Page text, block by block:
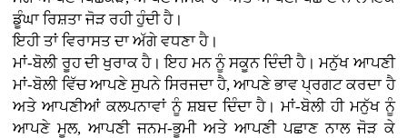
ਡੂੰਘਾ ਰਿਸ਼ਤਾ ਜੋੜ ਰਹੀ ਹੁੰਦੀ ਹੈ।
ਇਹੀ ਤਾਂ ਵਿਰਾਸਤ ਦਾ ਅੱਗੇ ਵਧਣਾ ਹੈ।
ਮਾਂ-ਬੋਲੀ ਰੂਹ ਦੀ ਖੁਰਾਕ ਹੈ। ਇਹ ਮਨ ਨੂੰ ਸਕੂਨ ਦਿੰਦੀ ਹੈ। ਮਨੁੱਖ ਆਪਣੀ
ਮਾਂ-ਬੋਲੀ ਵਿੱਚ ਆਪਣੇ ਸੁਪਨੇ ਸਿਰਜਦਾ ਹੈ, ਆਪਣੇ ਭਾਵ ਪ੍ਰਗਟ ਕਰਦਾ ਹੈ
ਅਤੇ ਆਪਣੀਆਂ ਕਲਪਨਾਵਾਂ ਨੂੰ ਸ਼ਬਦ ਦਿੰਦਾ ਹੈ। ਮਾਂ-ਬੋਲੀ ਹੀ ਮਨੁੱਖ ਨੂੰ
ਆਪਣੇ ਮੂਲ, ਆਪਣੀ ਜਨਮ-ਭੂਮੀ ਅਤੇ ਆਪਣੀ ਪਛਾਣ ਨਾਲ ਜੋੜ ਕੇ